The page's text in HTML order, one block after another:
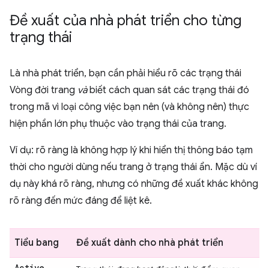
Đề xuất của nhà phát triển cho từng
trạng thái
Là nhà phát triển, bạn cần phải hiểu rõ các trạng thái
Vòng đời trang vàbiết cách quan sát các trạng thái đó
trong mã vì loại công việc bạn nên (và không nên) thực
hiện phần lớn phụ thuộc vào trạng thái của trang.
Ví dụ: rõ ràng là không hợp lý khi hiển thị thông báo tạm
thời cho người dùng nếu trang ở trạng thái ẩn. Mặc dù ví
dụ này khá rõ ràng, nhưng có những đề xuất khác không
rõ ràng đến mức đáng để liệt kê.
Tiểu bang Đề xuất dành cho nhà phát triển